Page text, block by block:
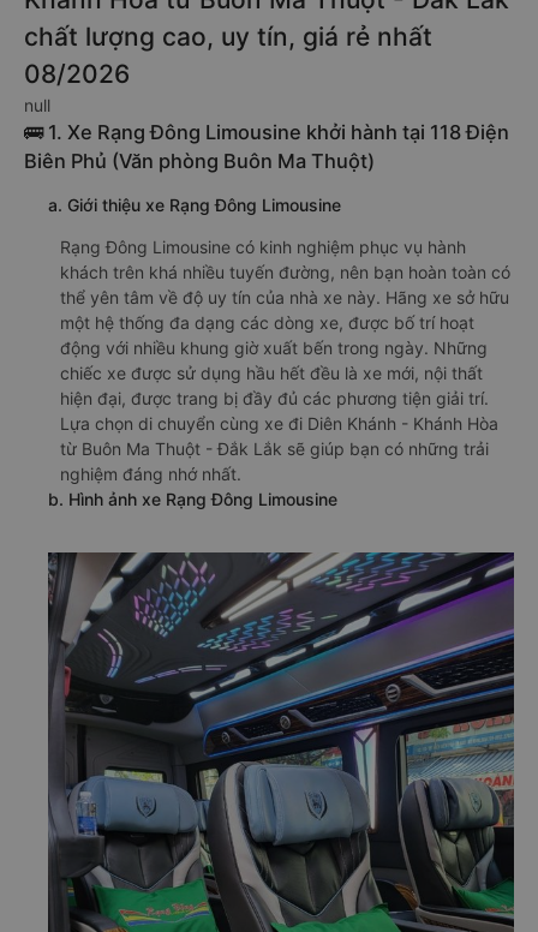
chất lượng cao, uy tín, giá rẻ nhất
08/2026
null
🚌 1. Xe Rạng Đông Limousine khởi hành tại 118 Điện
Biên Phủ (Văn phòng Buôn Ma Thuột)
a. Giới thiệu xe Rạng Đông Limousine
Rạng Đông Limousine có kinh nghiệm phục vụ hành
khách trên khá nhiều tuyến đường, nên bạn hoàn toàn có
thể yên tâm về độ uy tín của nhà xe này. Hãng xe sở hữu
một hệ thống đa dạng các dòng xe, được bố trí hoạt
động với nhiều khung giờ xuất bến trong ngày. Những
chiếc xe được sử dụng hầu hết đều là xe mới, nội thất
hiện đại, được trang bị đầy đủ các phương tiện giải trí.
Lựa chọn di chuyển cùng xe đi Diên Khánh - Khánh Hòa
từ Buôn Ma Thuột - Đắk Lắk sẽ giúp bạn có những trải
nghiệm đáng nhớ nhất.
b. Hình ảnh xe Rạng Đông Limousine